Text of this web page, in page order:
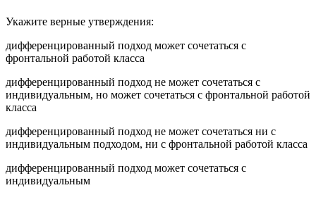
Укажите верные утверждения:
дифференцированный подход может сочетаться с
фронтальной работой класса
дифференцированный подход не может сочетаться с
индивидуальным, но может сочетаться с фронтальной работой
класса
дифференцированный подход не может сочетаться ни с
индивидуальным подходом, ни с фронтальной работой класса
дифференцированный подход может сочетаться с
индивидуальным